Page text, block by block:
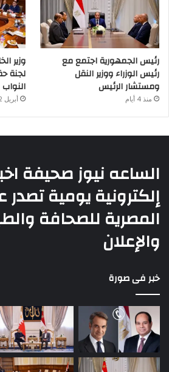
رئيس الجمهورية اجتمع مع
رئيس الوزراء ووزير النقل
ومستشار الرئيس
منذ 4 أيام
وزير
لجنة
النواب
أبريل 22, 2025
الساعه نيوز صحيفة
إلكترونية يومية
المصرية للصحافة
والإعلان
خبر فى صورة